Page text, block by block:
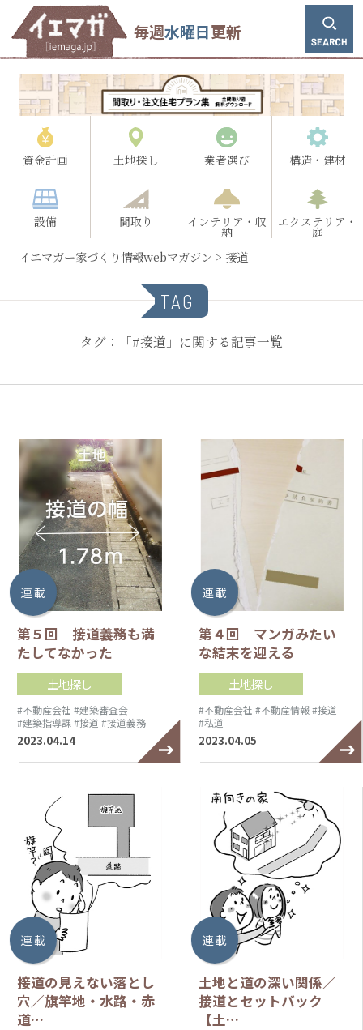
毎週水曜日更新
資金計画 土地探し 業者選び 構造・建材
設備 間取り インテリア・収
納
エクステリア・
庭
イエマガー家づくり情報webマガジン > 接道
TAG
タグ：「#接道」に関する記事一覧
連 載
第５回 接道義務も満
たしてなかった
土地探し
#不動産会社 #建築審査会
#建築指導課#接道 #接道義務
2023.04.14
連 載
第４回 マンガみたい
な結末を迎える
土地探し
#不動産会社 #不動産情報#接道
#私道
2023.04.05
連 載
接道の見えない落とし
穴／旗竿地・水路・赤
道…
連 載
土地と道の深い関係／
接道とセットバック
【土…